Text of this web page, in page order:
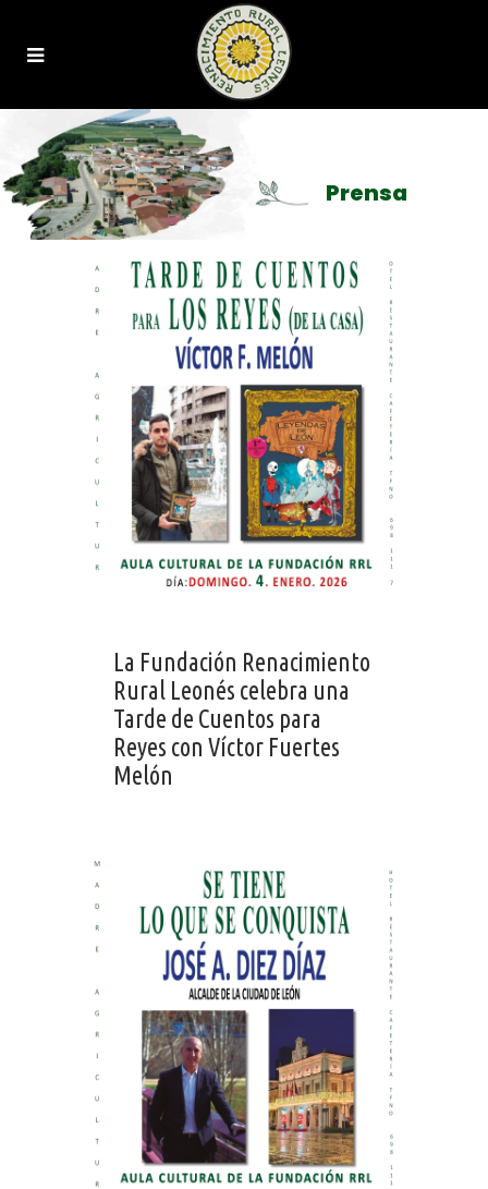
Prensa
La Fundación Renacimiento
Rural Leonés celebra una
Tarde de Cuentos para
Reyes con Víctor Fuertes
Melón